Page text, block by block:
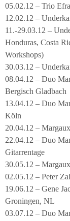
05.02.12 – Trio
12.02.12 –
11.-29.03.12 –
Honduras, Costa
Workshops)
30.03.12 –
08.04.12 – Duo
Bergisch Gladbach
13.04.12 – Duo
Köln
20.04.12 –
22.04.12 – Duo
Gitarrentage
30.05.12 –
02.05.12 – Peter
19.06.12 – Gene
Groningen, NL
03.07.12 – Duo